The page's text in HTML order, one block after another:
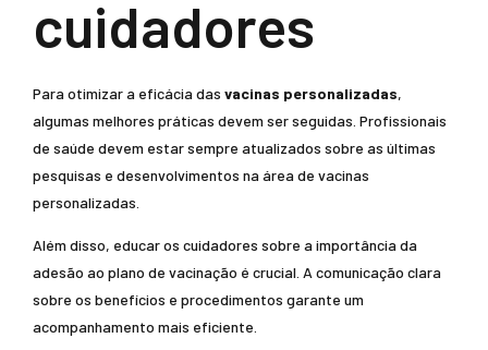
cuidadores
Para otimizar a eficácia das vacinas personalizadas,
algumas melhores práticas devem ser seguidas. Profissionais
de saúde devem estar sempre atualizados sobre as últimas
pesquisas e desenvolvimentos na área de vacinas
personalizadas.
Além disso, educar os cuidadores sobre a importância da
adesão ao plano de vacinação é crucial. A comunicação clara
sobre os benefícios e procedimentos garante um
acompanhamento mais eficiente.